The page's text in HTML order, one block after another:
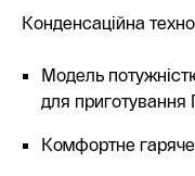
Конденсаційна
Модель
для приготування
Комфортне